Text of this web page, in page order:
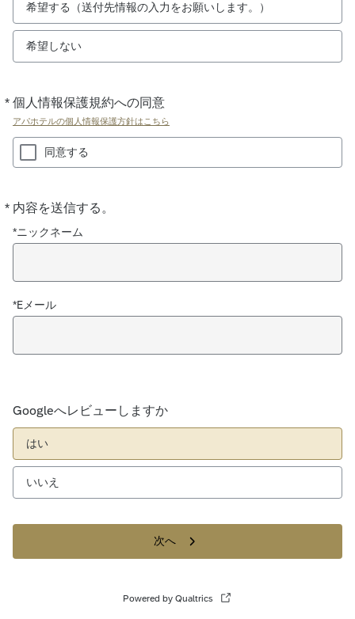
希望する（送付先情報の入力をお願いします。）
希望しない
* 個人情報保護規約への同意
アパホテルの個人情報保護方針はこちら
必
須
同意する
* 内容を送信する。
必
須
*ニックネーム
*Eメール
Googleへレビューしますか
はい
いいえ
次へ
Powered by Qualtrics